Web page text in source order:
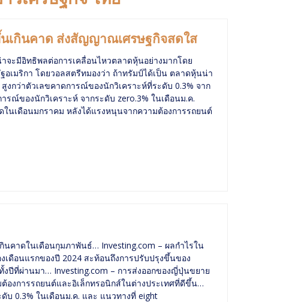
เกินคาด ส่งสัญญาณเศรษฐกิจสดใส
ะมีอิทธิพลต่อการเคลื่อนไหวตลาดหุ้นอย่างมากโดย
เมริกา โดยวอลสตรีทมองว่า ถ้าทรัมป์ได้เป็น ตลาดหุ้นน่า
กว่าตัวเลขคาดการณ์ของนักวิเคราะห์ที่ระดับ 0.3% จาก
รณ์ของนักวิเคราะห์ จากระดับ zero.3% ในเดือนม.ค.
นเดือนมกราคม หลังได้แรงหนุนจากความต้องการรถยนต์
นคาดในเดือนกุมภาพันธ์… Investing.com – ผลกำไรใน
เดือนแรกของปี 2024 สะท้อนถึงการปรับปรุงขึ้นของ
ปีที่ผ่านมา… Investing.com – การส่งออกของญี่ปุ่นขยาย
องการรถยนต์และอิเล็กทรอนิกส์ในต่างประเทศที่ดีขึ้น…
บ 0.3% ในเดือนม.ค. และ แนวทางที่ eight